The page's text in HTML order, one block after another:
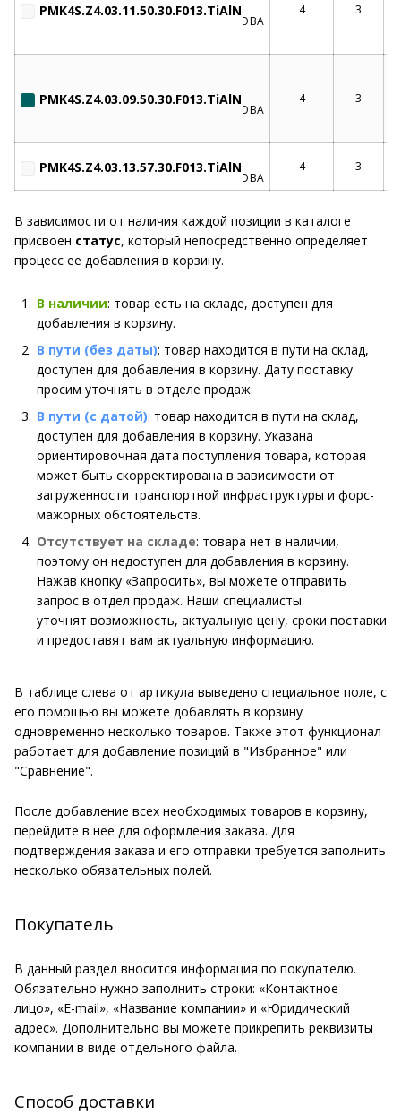
PMK4S.Z4.03.11.50.30.F013.TiAlN 4 3
PMK4S.Z4.03.09.50.30.F013.TiAlN 4 3
PMK4S.Z4.03.13.57.30.F013.TiAlN 4 3
В зависимости от наличия каждой позиции в каталоге
присвоен статус, который непосредственно определяет
процесс ее добавления в корзину.
В наличии: товар есть на складе, доступен для
добавления в корзину.
В пути (без даты): товар находится в пути на склад,
доступен для добавления в корзину. Дату поставку
просим уточнять в отделе продаж.
В пути (с датой): товар находится в пути на склад,
доступен для добавления в корзину. Указана
ориентировочная дата поступления товара, которая
может быть скорректирована в зависимости от
загруженности транспортной инфраструктуры и форс-
мажорных обстоятельств.
Отсутствует на складе: товара нет в наличии,
поэтому он недоступен для добавления в корзину.
Нажав кнопку «Запросить», вы можете отправить
запрос в отдел продаж. Наши специалисты
уточнят возможность, актуальную цену, сроки поставки
и предоставят вам актуальную информацию.
В таблице слева от артикула выведено специальное поле, с
его помощью вы можете добавлять в корзину
одновременно несколько товаров. Также этот функционал
работает для добавление позиций в "Избранное" или
"Сравнение".
После добавление всех необходимых товаров в корзину,
перейдите в нее для оформления заказа. Для
подтверждения заказа и его отправки требуется заполнить
несколько обязательных полей.
Покупатель
В данный раздел вносится информация по покупателю.
Обязательно нужно заполнить строки: «Контактное
лицо», «E-mail», «Название компании» и «Юридический
адрес». Дополнительно вы можете прикрепить реквизиты
компании в виде отдельного файла.
Способ доставки